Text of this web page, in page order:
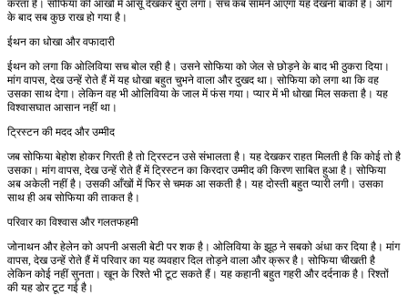
करता है। सोफिया की आँखों में आँसू देखकर बुरा लगा। सच कब सामने आएगा यह देखना बाकी है। आग
के बाद सब कुछ राख हो गया है।
ईथन का धोखा और वफादारी
ईथन को लगा कि ओलिविया सच बोल रही है। उसने सोफिया को जेल से छोड़ने के बाद भी ठुकरा दिया।
मांग वापस, देख उन्हें रोते हैं में यह धोखा बहुत चुभने वाला और दुखद था। सोफिया को लगा था कि वह
उसका साथ देगा। लेकिन वह भी ओलिविया के जाल में फंस गया। प्यार में भी धोखा मिल सकता है। यह
विश्वासघात आसान नहीं था।
ट्रिस्टन की मदद और उम्मीद
जब सोफिया बेहोश होकर गिरती है तो ट्रिस्टन उसे संभालता है। यह देखकर राहत मिलती है कि कोई तो है
उसका। मांग वापस, देख उन्हें रोते हैं में ट्रिस्टन का किरदार उम्मीद की किरण साबित हुआ है। सोफिया
अब अकेली नहीं है। उसकी आँखों में फिर से चमक आ सकती है। यह दोस्ती बहुत प्यारी लगी। उसका
साथ ही अब सोफिया की ताकत है।
परिवार का विश्वास और गलतफहमी
जोनाथन और हेलेन को अपनी असली बेटी पर शक है। ओलिविया के झूठ ने सबको अंधा कर दिया है। मांग
वापस, देख उन्हें रोते हैं में परिवार का यह व्यवहार दिल तोड़ने वाला और क्रूर है। सोफिया चीखती है
लेकिन कोई नहीं सुनता। खून के रिश्ते भी टूट सकते हैं। यह कहानी बहुत गहरी और दर्दनाक है। रिश्तों
की यह डोर टूट गई है।